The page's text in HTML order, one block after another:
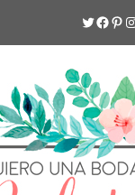
Twitter